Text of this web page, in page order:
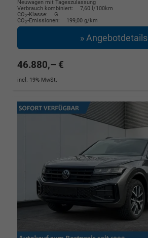
Neuwagen mit Tageszulassung
Verbrauch kombiniert:
7,60 l/100km
CO2-Klasse:
G
CO2-Emissionen: 199,00 g/km
» Angebotdetails
46.880,– €
incl. 19% MwSt.